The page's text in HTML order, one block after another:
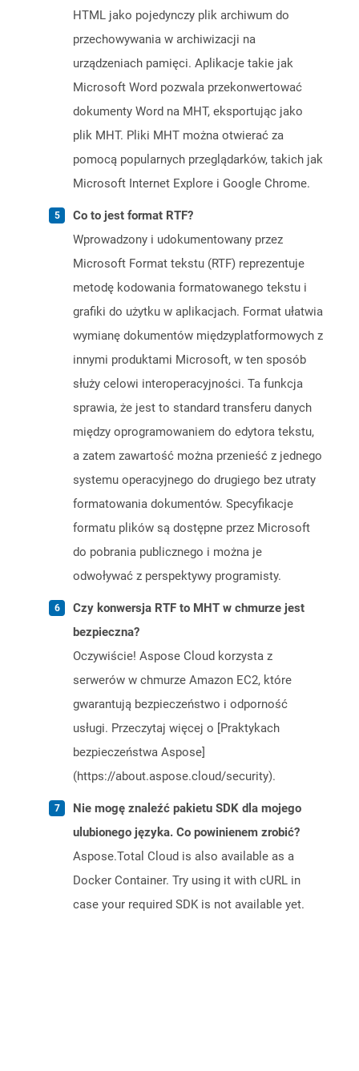
HTML jako pojedynczy plik archiwum do
przechowywania w archiwizacji na
urządzeniach pamięci. Aplikacje takie jak
Microsoft Word pozwala przekonwertować
dokumenty Word na MHT, eksportując jako
plik MHT. Pliki MHT można otwierać za
pomocą popularnych przeglądarków, takich jak
Microsoft Internet Explore i Google Chrome.
Co to jest format RTF?
Wprowadzony i udokumentowany przez
Microsoft Format tekstu (RTF) reprezentuje
metodę kodowania formatowanego tekstu i
grafiki do użytku w aplikacjach. Format ułatwia
wymianę dokumentów międzyplatformowych z
innymi produktami Microsoft, w ten sposób
służy celowi interoperacyjności. Ta funkcja
sprawia, że ​​jest to standard transferu danych
między oprogramowaniem do edytora tekstu,
a zatem zawartość można przenieść z jednego
systemu operacyjnego do drugiego bez utraty
formatowania dokumentów. Specyfikacje
formatu plików są dostępne przez Microsoft
do pobrania publicznego i można je
odwoływać z perspektywy programisty.
Czy konwersja RTF to MHT w chmurze jest
bezpieczna?
Oczywiście! Aspose Cloud korzysta z
serwerów w chmurze Amazon EC2, które
gwarantują bezpieczeństwo i odporność
usługi. Przeczytaj więcej o [Praktykach
bezpieczeństwa Aspose]
(https://about.aspose.cloud/security).
Nie mogę znaleźć pakietu SDK dla mojego
ulubionego języka. Co powinienem zrobić?
Aspose.Total Cloud is also available as a
Docker Container. Try using it with cURL in
case your required SDK is not available yet.